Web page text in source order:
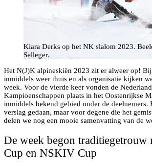
Kiara Derks op het NK slalom 2023.
Selleger.
Het N(J)K alpineskiën 2023 zit er alweer op!
inmiddels weer thuis en als organisatie kijken
week. Voor de vierde keer vonden de
Kampioenschappen plaats in het Oostenrijkse
inmiddels bekend gebied onder de deelnemers.
verslag gedaan, maar voor degene die het
delen we nog een mooie samenvatting van de
De week begon traditiegetrouw
Cup en NSKIV Cup